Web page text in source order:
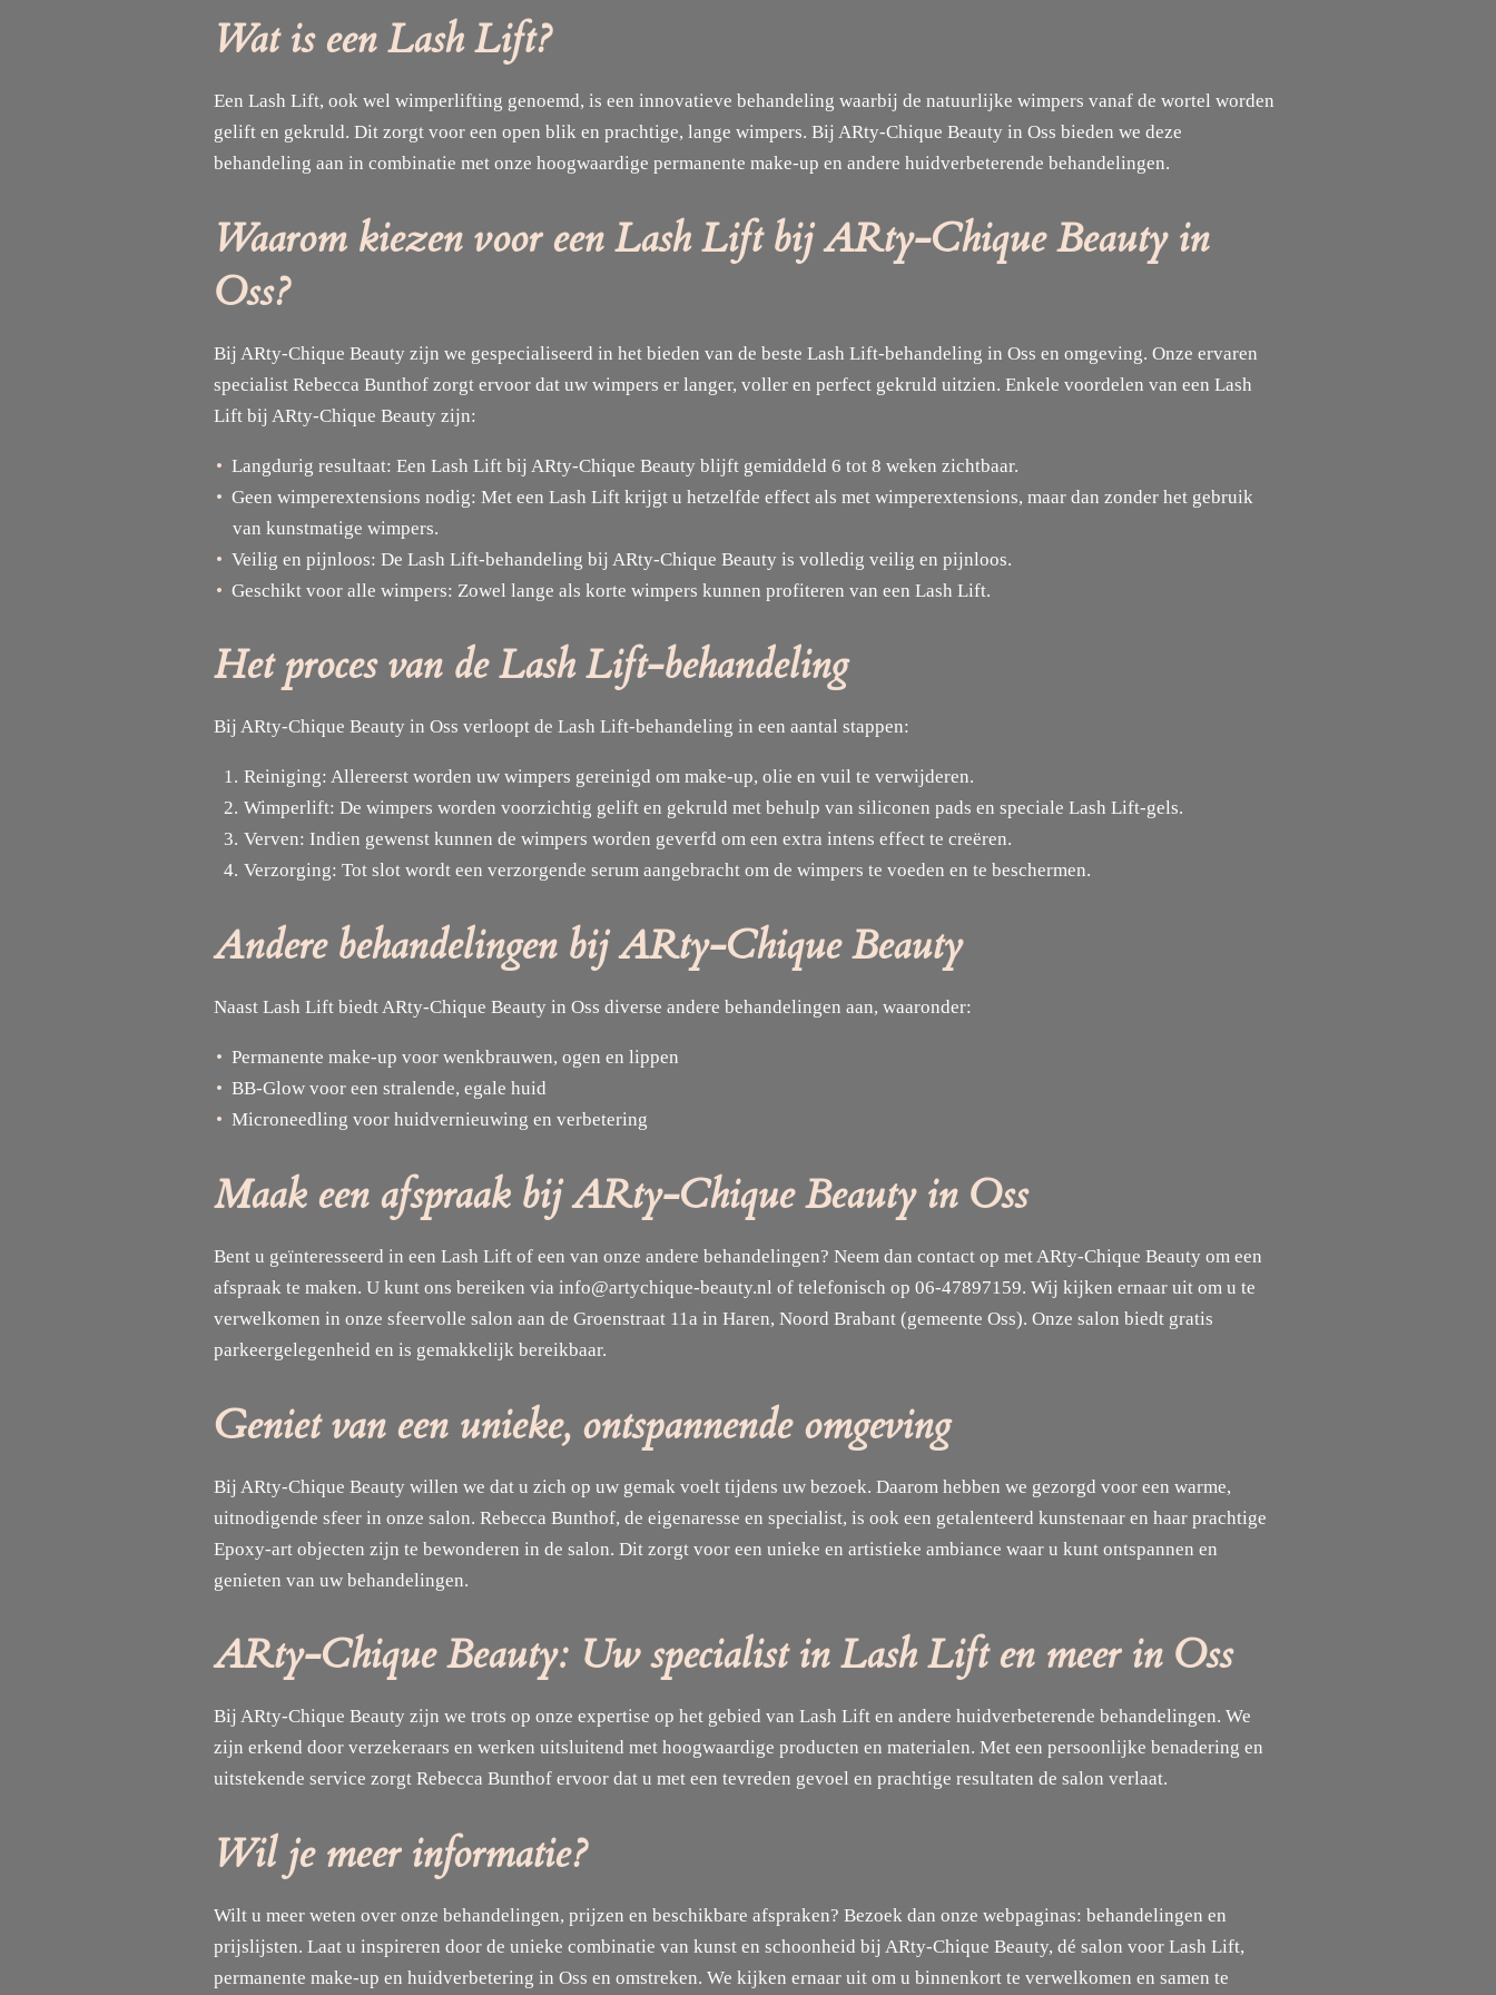
Wat is een Lash Lift?
Een Lash Lift, ook wel wimperlifting genoemd, is een innovatieve behandeling waarbij de natuurlijke wimpers vanaf de wortel worden
gelift en gekruld. Dit zorgt voor een open blik en prachtige, lange wimpers. Bij ARty-Chique Beauty in Oss bieden we deze
behandeling aan in combinatie met onze hoogwaardige permanente make-up en andere huidverbeterende behandelingen.
Waarom kiezen voor een Lash Lift bij ARty-Chique Beauty in
Oss?
Bij ARty-Chique Beauty zijn we gespecialiseerd in het bieden van de beste Lash Lift-behandeling in Oss en omgeving. Onze ervaren
specialist Rebecca Bunthof zorgt ervoor dat uw wimpers er langer, voller en perfect gekruld uitzien. Enkele voordelen van een Lash
Lift bij ARty-Chique Beauty zijn:
Langdurig resultaat: Een Lash Lift bij ARty-Chique Beauty blijft gemiddeld 6 tot 8 weken zichtbaar.
Geen wimperextensions nodig: Met een Lash Lift krijgt u hetzelfde effect als met wimperextensions, maar dan zonder het gebruik
van kunstmatige wimpers.
Veilig en pijnloos: De Lash Lift-behandeling bij ARty-Chique Beauty is volledig veilig en pijnloos.
Geschikt voor alle wimpers: Zowel lange als korte wimpers kunnen profiteren van een Lash Lift.
Het proces van de Lash Lift-behandeling
Bij ARty-Chique Beauty in Oss verloopt de Lash Lift-behandeling in een aantal stappen:
Reiniging: Allereerst worden uw wimpers gereinigd om make-up, olie en vuil te verwijderen.
Wimperlift: De wimpers worden voorzichtig gelift en gekruld met behulp van siliconen pads en speciale Lash Lift-gels.
Verven: Indien gewenst kunnen de wimpers worden geverfd om een extra intens effect te creëren.
Verzorging: Tot slot wordt een verzorgende serum aangebracht om de wimpers te voeden en te beschermen.
Andere behandelingen bij ARty-Chique Beauty
Naast Lash Lift biedt ARty-Chique Beauty in Oss diverse andere behandelingen aan, waaronder:
Permanente make-up voor wenkbrauwen, ogen en lippen
BB-Glow voor een stralende, egale huid
Microneedling voor huidvernieuwing en verbetering
Maak een afspraak bij ARty-Chique Beauty in Oss
Bent u geïnteresseerd in een Lash Lift of een van onze andere behandelingen? Neem dan contact op met ARty-Chique Beauty om een
afspraak te maken. U kunt ons bereiken via info@artychique-beauty.nl of telefonisch op 06-47897159. Wij kijken ernaar uit om u te
verwelkomen in onze sfeervolle salon aan de Groenstraat 11a in Haren, Noord Brabant (gemeente Oss). Onze salon biedt gratis
parkeergelegenheid en is gemakkelijk bereikbaar.
Geniet van een unieke, ontspannende omgeving
Bij ARty-Chique Beauty willen we dat u zich op uw gemak voelt tijdens uw bezoek. Daarom hebben we gezorgd voor een warme,
uitnodigende sfeer in onze salon. Rebecca Bunthof, de eigenaresse en specialist, is ook een getalenteerd kunstenaar en haar prachtige
Epoxy-art objecten zijn te bewonderen in de salon. Dit zorgt voor een unieke en artistieke ambiance waar u kunt ontspannen en
genieten van uw behandelingen.
ARty-Chique Beauty: Uw specialist in Lash Lift en meer in Oss
Bij ARty-Chique Beauty zijn we trots op onze expertise op het gebied van Lash Lift en andere huidverbeterende behandelingen. We
zijn erkend door verzekeraars en werken uitsluitend met hoogwaardige producten en materialen. Met een persoonlijke benadering en
uitstekende service zorgt Rebecca Bunthof ervoor dat u met een tevreden gevoel en prachtige resultaten de salon verlaat.
Wil je meer informatie?
Wilt u meer weten over onze behandelingen, prijzen en beschikbare afspraken? Bezoek dan onze webpaginas: behandelingen en
prijslijsten. Laat u inspireren door de unieke combinatie van kunst en schoonheid bij ARty-Chique Beauty, dé salon voor Lash Lift,
permanente make-up en huidverbetering in Oss en omstreken. We kijken ernaar uit om u binnenkort te verwelkomen en samen te